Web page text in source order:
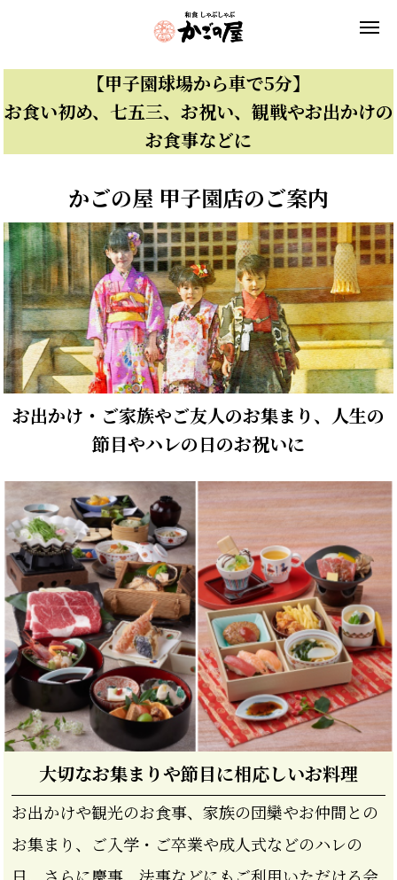
【甲子園球場から車で5分】
お食い初め、七五三、お祝い、観戦やお出かけの
お食事などに
かごの屋 甲子園店のご案内
お出かけ・ご家族やご友人のお集まり、人生の
節目やハレの日のお祝いに
大切なお集まりや節目に相応しいお料理
お出かけや観光のお食事、家族の団欒やお仲間との
お集まり、ご入学・ご卒業や成人式などのハレの